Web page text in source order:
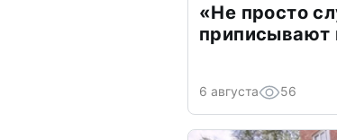
«Не просто
6 августа 56